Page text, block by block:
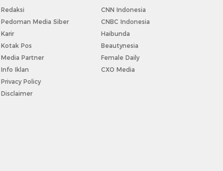
Redaksi
Pedoman Media Siber
Karir
Kotak Pos
Media Partner
Info Iklan
Privacy Policy
Disclaimer
CNN Indonesia
CNBC Indonesia
Haibunda
Beautynesia
Female Daily
CXO Media